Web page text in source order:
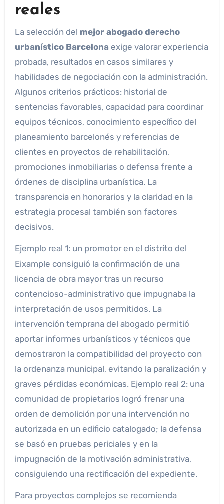
reales
La selección del mejor abogado derecho
urbanístico Barcelona exige valorar experiencia
probada, resultados en casos similares y
habilidades de negociación con la administración.
Algunos criterios prácticos: historial de
sentencias favorables, capacidad para coordinar
equipos técnicos, conocimiento específico del
planeamiento barcelonés y referencias de
clientes en proyectos de rehabilitación,
promociones inmobiliarias o defensa frente a
órdenes de disciplina urbanística. La
transparencia en honorarios y la claridad en la
estrategia procesal también son factores
decisivos.
Ejemplo real 1: un promotor en el distrito del
Eixample consiguió la confirmación de una
licencia de obra mayor tras un recurso
contencioso-administrativo que impugnaba la
interpretación de usos permitidos. La
intervención temprana del abogado permitió
aportar informes urbanísticos y técnicos que
demostraron la compatibilidad del proyecto con
la ordenanza municipal, evitando la paralización y
graves pérdidas económicas. Ejemplo real 2: una
comunidad de propietarios logró frenar una
orden de demolición por una intervención no
autorizada en un edificio catalogado; la defensa
se basó en pruebas periciales y en la
impugnación de la motivación administrativa,
consiguiendo una rectificación del expediente.
Para proyectos complejos se recomienda